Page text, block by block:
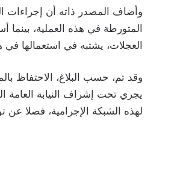
وأضاف المصدر ذاته أن
العجلات، يشتبه في استعمالها
وقد تم، حسب البلاغ، الاحتفاظ
يجري تحت إشراف النيابة العامة
لهذه الشبكة الإجرامية، فضلا